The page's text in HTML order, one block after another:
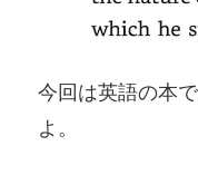
今回は英語の本
よ。